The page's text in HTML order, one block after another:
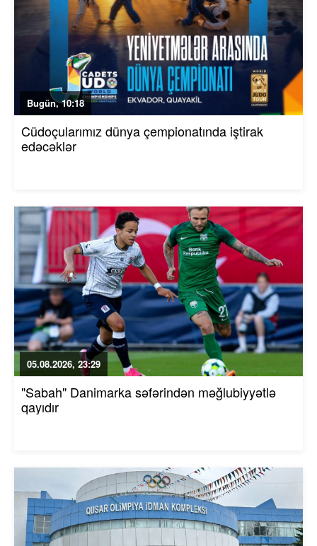
Bugün, 10:18
Cüdoçularımız dünya çempionatında iştirak
edəcəklər
05.08.2026, 23:29
"Sabah" Danimarka səfərindən məğlubiyyətlə
qayıdır